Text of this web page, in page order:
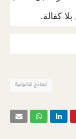
كفالة.
نماذج قانونية